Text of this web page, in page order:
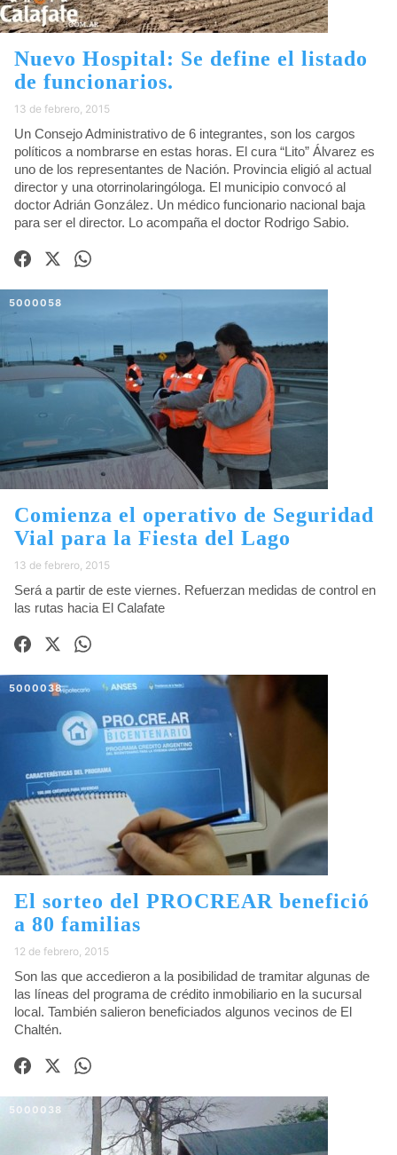
Nuevo Hospital: Se define el listado
de funcionarios.
13 de febrero, 2015
Un Consejo Administrativo de 6 integrantes, son los cargos
políticos a nombrarse en estas horas. El cura “Lito” Álvarez es
uno de los representantes de Nación. Provincia eligió al actual
director y una otorrinolaringóloga. El municipio convocó al
doctor Adrián González. Un médico funcionario nacional baja
para ser el director. Lo acompaña el doctor Rodrigo Sabio.
5000058
Comienza el operativo de Seguridad
Vial para la Fiesta del Lago
13 de febrero, 2015
Será a partir de este viernes. Refuerzan medidas de control en
las rutas hacia El Calafate
5000038
El sorteo del PROCREAR benefició
a 80 familias
12 de febrero, 2015
Son las que accedieron a la posibilidad de tramitar algunas de
las líneas del programa de crédito inmobiliario en la sucursal
local. También salieron beneficiados algunos vecinos de El
Chaltén.
5000038